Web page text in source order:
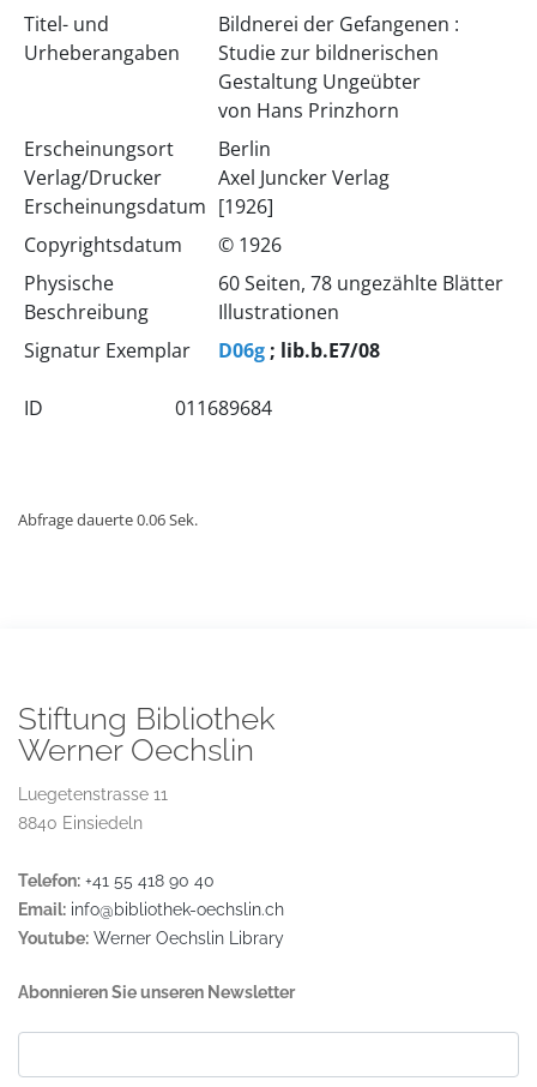
Titel- und
Urheberangaben
Bildnerei der Gefangenen :
Studie zur bildnerischen
Gestaltung Ungeübter
von Hans Prinzhorn
Erscheinungsort
Verlag/Drucker
Erscheinungsdatum
Berlin
Axel Juncker Verlag
[1926]
Copyrightsdatum
© 1926
Physische
Beschreibung
60 Seiten, 78 ungezählte Blätter
Illustrationen
Signatur Exemplar
D06g; lib.b.E7/08
ID 011689684
Abfrage dauerte 0.06 Sek.
Stiftung Bibliothek
Werner Oechslin
Luegetenstrasse 11
8840 Einsiedeln
Telefon: +41 55 418 90 40
Email: info@bibliothek-oechslin.ch
Youtube: Werner Oechslin Library
Abonnieren Sie unseren Newsletter